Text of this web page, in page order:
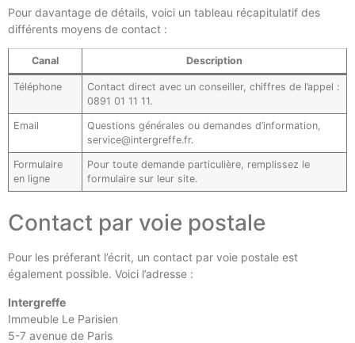
Pour davantage de détails, voici un tableau récapitulatif des
différents moyens de contact :
Canal Description
Téléphone
Contact direct avec un conseiller, chiffres de l’appel :
0891 01 11 11.
Email
Questions générales ou demandes d’information,
service@intergreffe.fr.
Formulaire
en ligne
Pour toute demande particulière, remplissez le
formulaire sur leur site.
Contact par voie postale
Pour les préferant l’écrit, un contact par voie postale est
également possible. Voici l’adresse :
Intergreffe
Immeuble Le Parisien
5-7 avenue de Paris